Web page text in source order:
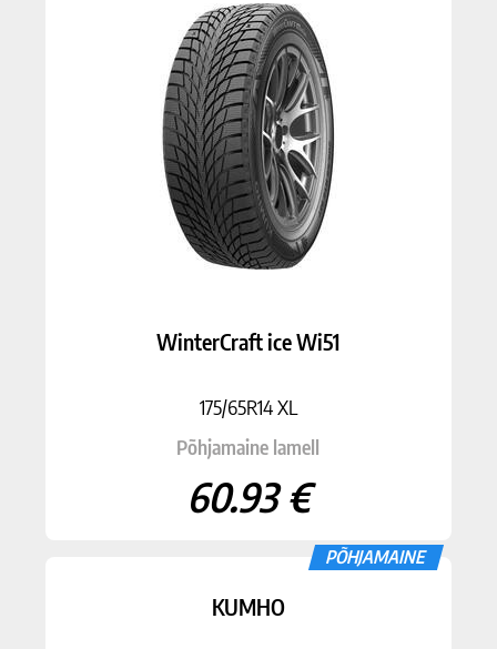
WinterCraft ice Wi51
175/65R14 XL
Põhjamaine lamell
60.93 €
PÕHJAMAINE
KUMHO